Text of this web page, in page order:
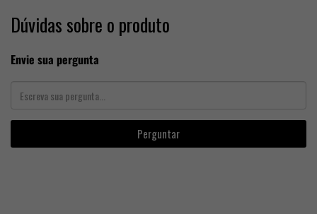
Dúvidas sobre o produto
Envie sua pergunta
Perguntar